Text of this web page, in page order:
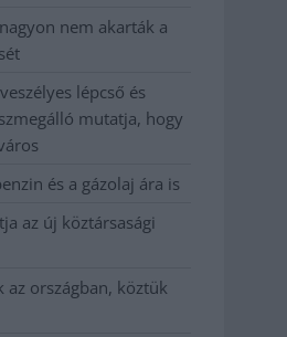
nem akarták a
lépcső és
mutatja, hogy
és a gázolaj ára is
az új köztársasági
országban, köztük